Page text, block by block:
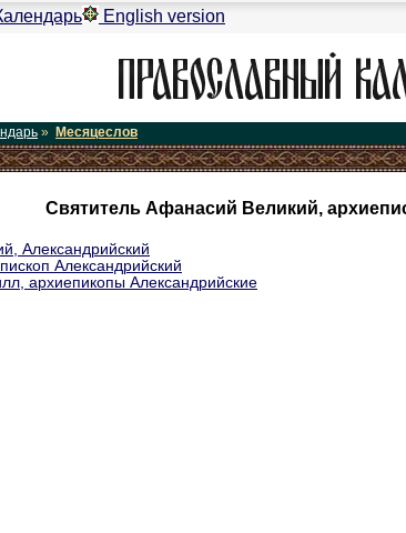
English version
» Месяцеслов
Святитель Афанасий Великий,
Александрийский
Александрийский
архиепикопы Александрийские